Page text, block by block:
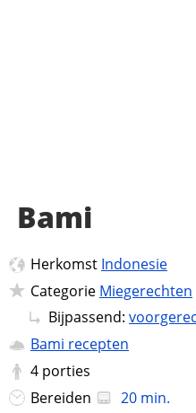
Bami
Herkomst Indonesie
Categorie Miegerechten
Bijpassend:
Bami recepten
4 porties
Bereiden
20 min.